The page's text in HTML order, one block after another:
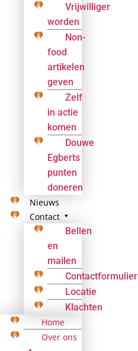
Vrijwilliger
worden
Non-
food
artikelen
geven
Zelf
in actie
komen
Douwe
Egberts
punten
doneren
Nieuws
Contact
Bellen
en
mailen
Contactformulier
Locatie
Klachten
Home
Over ons